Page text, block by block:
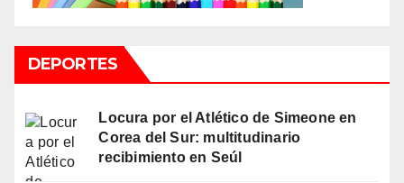
DEPORTES
Locura por el Atlético de Simeone en
Corea del Sur: multitudinario
recibimiento en Seúl